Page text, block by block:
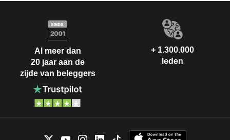
Al meer dan
20 jaar aan de
zijde van beleggers
+ 1.300.000
leden